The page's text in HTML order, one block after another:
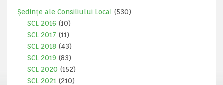
Ședințe ale Consiliului Local
(530)
SCL 2016 (10)
SCL 2017 (11)
SCL 2018 (43)
SCL 2019 (83)
SCL 2020 (152)
SCL 2021 (210)